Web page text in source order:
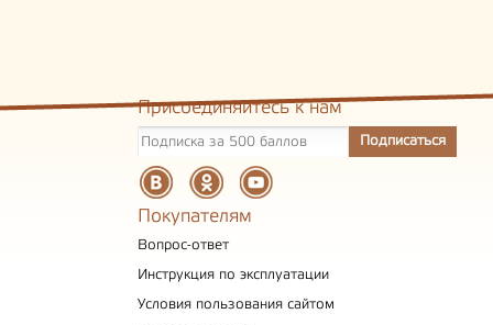
Присоединяйтесь к нам
Покупателям
Вопрос-ответ
Инструкция по эксплуатации
Условия пользования сайтом